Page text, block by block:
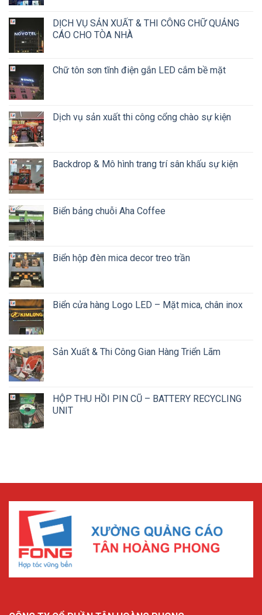
DỊCH VỤ SẢN XUẤT & THI CÔNG CHỮ QUẢNG
CÁO CHO TÒA NHÀ
Chữ tôn sơn tĩnh điện gắn LED cắm bề mặt
Dịch vụ sản xuất thi công cổng chào sự kiện
Backdrop & Mô hình trang trí sân khấu sự kiện
Biển bảng chuỗi Aha Coffee
Biển hộp đèn mica decor treo trần
Biển cửa hàng Logo LED – Mặt mica, chân inox
Sản Xuất & Thi Công Gian Hàng Triển Lãm
HỘP THU HỒI PIN CŨ – BATTERY RECYCLING
UNIT